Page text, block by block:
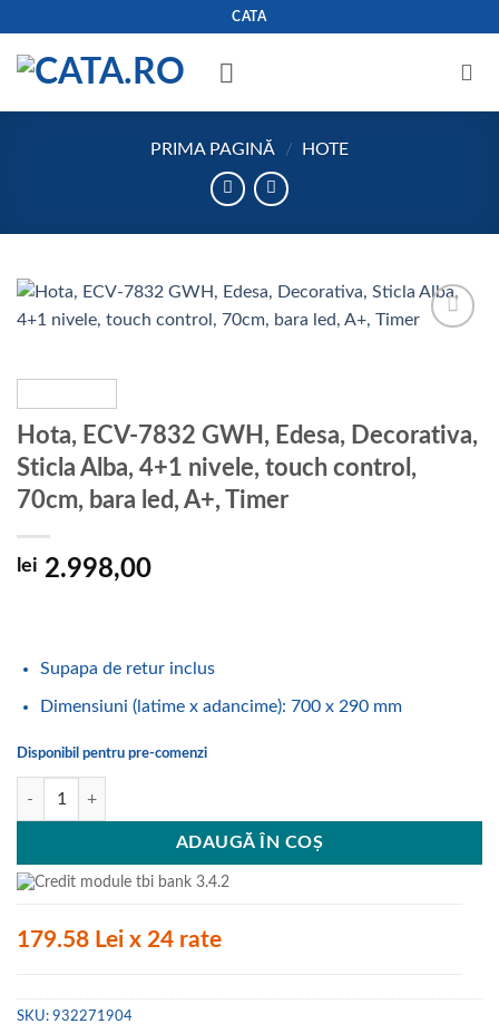
content
CATA
PRIMA PAGINĂ / HOTE
Hota, ECV-7832 GWH, Edesa, Decorativa,
Sticla Alba, 4+1 nivele, touch control,
70cm, bara led, A+, Timer
lei 2.998,00
Supapa de retur inclus
Dimensiuni (latime x adancime): 700 x 290 mm
Disponibil pentru pre-comenzi
Cantitate Hota, ECV-7832 GWH, Edesa, Decorativa, Sticla Alba, 4+1
ADAUGĂ ÎN COȘ
179.58 Lei x 24 rate
SKU: 932271904